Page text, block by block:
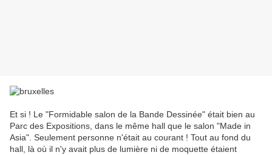
Et si ! Le "Formidable salon de la Bande Dessinée" était bien au
Parc des Expositions, dans le même hall que le salon "Made in
Asia". Seulement personne n'était au courant ! Tout au fond du
hall, là où il n'y avait plus de lumière ni de moquette étaient